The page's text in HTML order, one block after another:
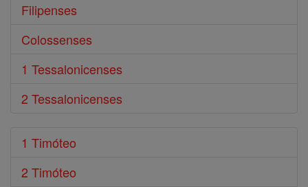
Filipenses
Colossenses
1 Tessalonicenses
2 Tessalonicenses
1 Timóteo
2 Timóteo